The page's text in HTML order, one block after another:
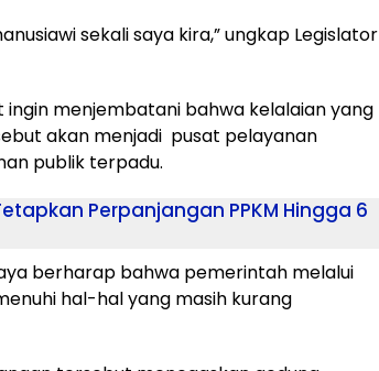
sekali saya kira,” ungkap Legislator
menjembatani bahwa kelalaian yang
akan menjadi pusat pelayanan
publik terpadu.
Perpanjangan PPKM Hingga 6
berharap bahwa pemerintah melalui
hal-hal yang masih kurang